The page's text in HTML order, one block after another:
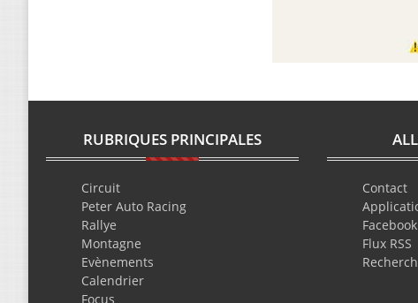
RUBRIQUES PRINCIPALES
Circuit
Peter Auto Racing
Rallye
Montagne
Evènements
Calendrier
Focus
Contact
Facebook
Flux RSS